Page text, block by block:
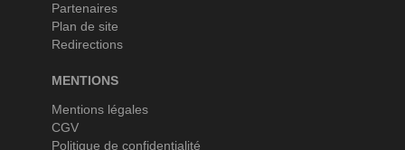
Partenaires
Plan de site
Redirections
MENTIONS
Mentions légales
CGV
Politique de confidentialité